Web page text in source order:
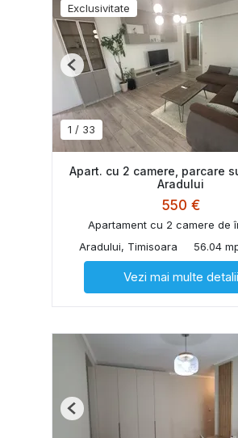
Exclusivitate
1 / 33
Previous
Apart. cu 2 camere, parcare
Aradului
550 €
Apartament cu 2 camere de
Aradului, Timisoara
56.04
Vezi mai multe detalii
Previous